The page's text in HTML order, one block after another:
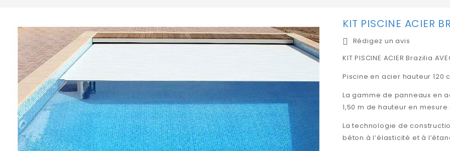
KIT PISCINE ACIER
Rédigez un avis
KIT PISCINE ACIER Brazilia
Piscine en acier hauteur
La gamme de panneaux en
1,50 m de hauteur en
La technologie de
béton à l’élasticité et à